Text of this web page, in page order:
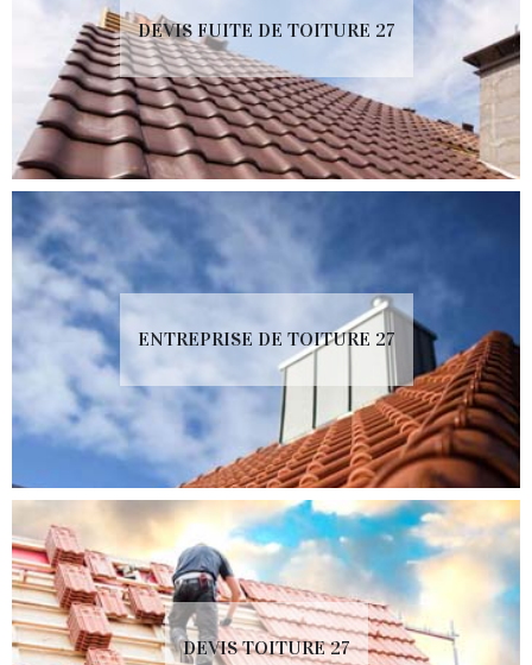
DEVIS FUITE DE TOITURE 27
ENTREPRISE DE TOITURE 27
DEVIS TOITURE 27